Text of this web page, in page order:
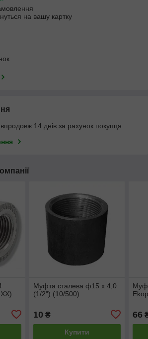
на вашу картку
14 днів за рахунок покупця
Муфта сталева ф15 х 4,0
(1/2") (10/500)
10 ₴
Купити
66